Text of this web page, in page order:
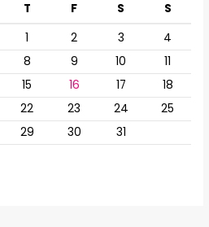
T F S
S
1
2 3
4
8 9 10
11
15 16 17
18
22 23 24
25
29 30 31